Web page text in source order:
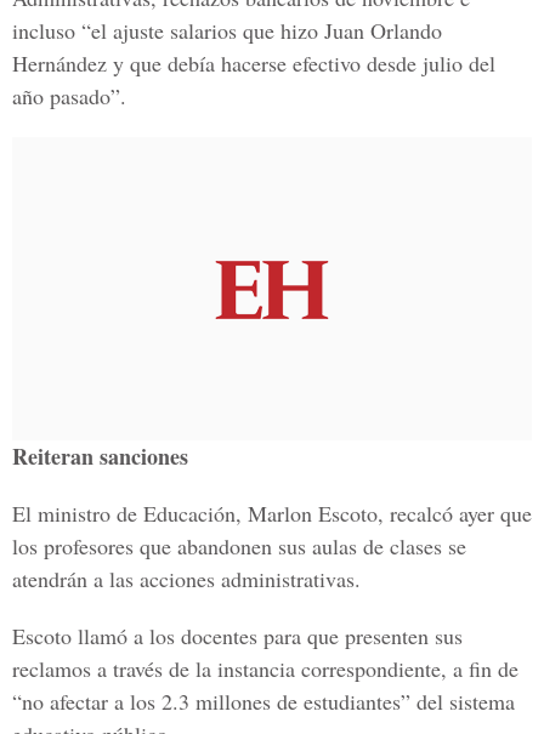
incluso “el ajuste salarios que hizo Juan Orlando
Hernández y que debía hacerse efectivo desde julio del
año pasado”.
Reiteran sanciones
El ministro de Educación, Marlon Escoto, recalcó ayer que
los profesores que abandonen sus aulas de clases se
atendrán a las acciones administrativas.
Escoto llamó a los docentes para que presenten sus
reclamos a través de la instancia correspondiente, a fin de
“no afectar a los 2.3 millones de estudiantes” del sistema